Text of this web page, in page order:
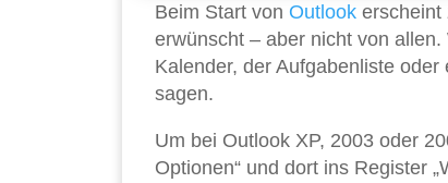
Beim Start von Outlook erscheint
erwünscht – aber nicht von
Kalender, der Aufgabenliste
sagen.
Um bei Outlook XP, 2003 oder
Optionen“ und dort ins Register